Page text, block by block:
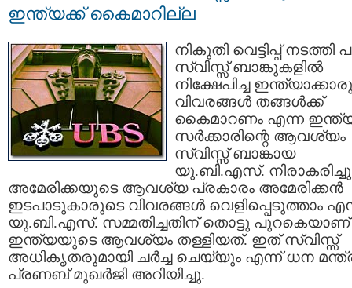
ഇന്ത്യക്ക് കൈമാറില്ല
നികുതി വെട്ടിപ്പ് നടത്തി
സ്വിസ്സ് ബാങ്കുകളില്‍
നിക്ഷേപിച്ച
വിവരങ്ങള്‍ തങ്ങള്‍ക്ക്
കൈമാറണം എന്ന
സര്‍ക്കാരിന്റെ ആവശ്യം
സ്വിസ്സ് ബാങ്കായ
യു.ബി.എസ്.
അമേരിക്കയുടെ ആവശ്യ പ്രകാരം അമേരിക്കന്‍
ഇടപാടുകാരുടെ വിവരങ്ങള്‍ വെളിപ്പെടുത്താം
യു.ബി.എസ്. സമ്മതിച്ചതിന് തൊട്ടു പുറകെയാണ്
ഇന്ത്യയുടെ ആവശ്യം തള്ളിയത്. ഇത് സ്വിസ്സ്
അധികൃതരുമായി ചര്‍ച്ച ചെയ്യും എന്ന് ധന
പ്രണബ് മുഖര്‍ജി അറിയിച്ചു.